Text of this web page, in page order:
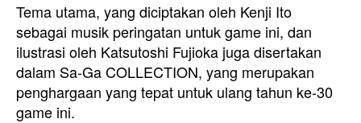
Tema utama, yang diciptakan oleh Kenji Ito
sebagai musik peringatan untuk game ini, dan
ilustrasi oleh Katsutoshi Fujioka juga disertakan
dalam Sa-Ga COLLECTION, yang merupakan
penghargaan yang tepat untuk ulang tahun ke-30
game ini.